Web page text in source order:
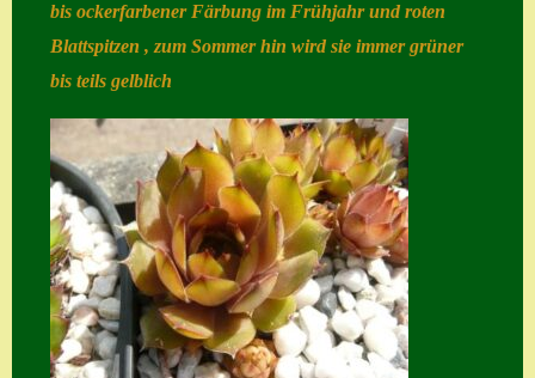
Naturformen
S. x nixonii
Semps die ich
suche
Semps von A – Z
Shop
bis ockerfarbener Färbung im Frühjahr und roten
Blattspitzen , zum Sommer hin wird sie immer grüner
bis teils gelblich